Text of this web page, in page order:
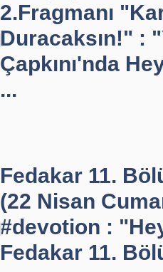
2.Fragmanı
Duracaksın!" :
Çapkını'nda
...
Fedakar 11.
(22 Nisan
#devotion :
Fedakar 11.